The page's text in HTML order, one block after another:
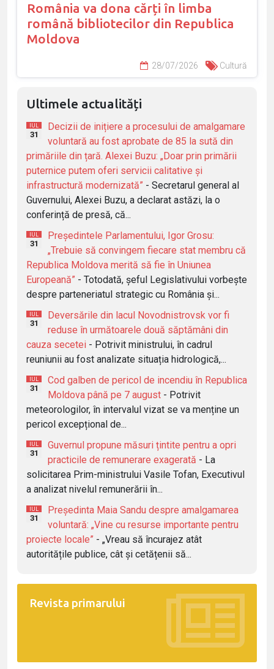
România va dona cărți în limba
română bibliotecilor din Republica
Moldova
28/07/2026 Cultură
Ultimele actualități
IUL
31
Decizii de inițiere a procesului de amalgamare
voluntară au fost aprobate de 85 la sută din
primăriile din țară. Alexei Buzu: „Doar prin primării
puternice putem oferi servicii calitative și
infrastructură modernizată” - Secretarul general al
Guvernului, Alexei Buzu, a declarat astăzi, la o
conferință de presă, că...
IUL
31
Președintele Parlamentului, Igor Grosu:
„Trebuie să convingem fiecare stat membru că
Republica Moldova merită să fie în Uniunea
Europeană” - Totodată, șeful Legislativului vorbește
despre parteneriatul strategic cu România și...
IUL
31
Deversările din lacul Novodnistrovsk vor fi
reduse în următoarele două săptămâni din
cauza secetei - Potrivit ministrului, în cadrul
reuniunii au fost analizate situația hidrologică,...
IUL
31
Cod galben de pericol de incendiu în Republica
Moldova până pe 7 august - Potrivit
meteorologilor, în intervalul vizat se va menține un
pericol excepțional de...
IUL
31
Guvernul propune măsuri țintite pentru a opri
practicile de remunerare exagerată - La
solicitarea Prim-ministrului Vasile Tofan, Executivul
a analizat nivelul remunerării în...
IUL
31
Președinta Maia Sandu despre amalgamarea
voluntară: „Vine cu resurse importante pentru
proiecte locale” - „Vreau să încurajez atât
autoritățile publice, cât și cetățenii să...
Revista primarului